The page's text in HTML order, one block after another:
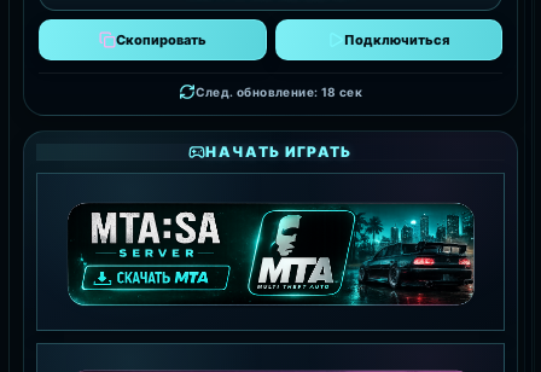
Скопировать Подключиться
След. обновление: 16 сек
НАЧАТЬ ИГРАТЬ
MTA:SA SERVER